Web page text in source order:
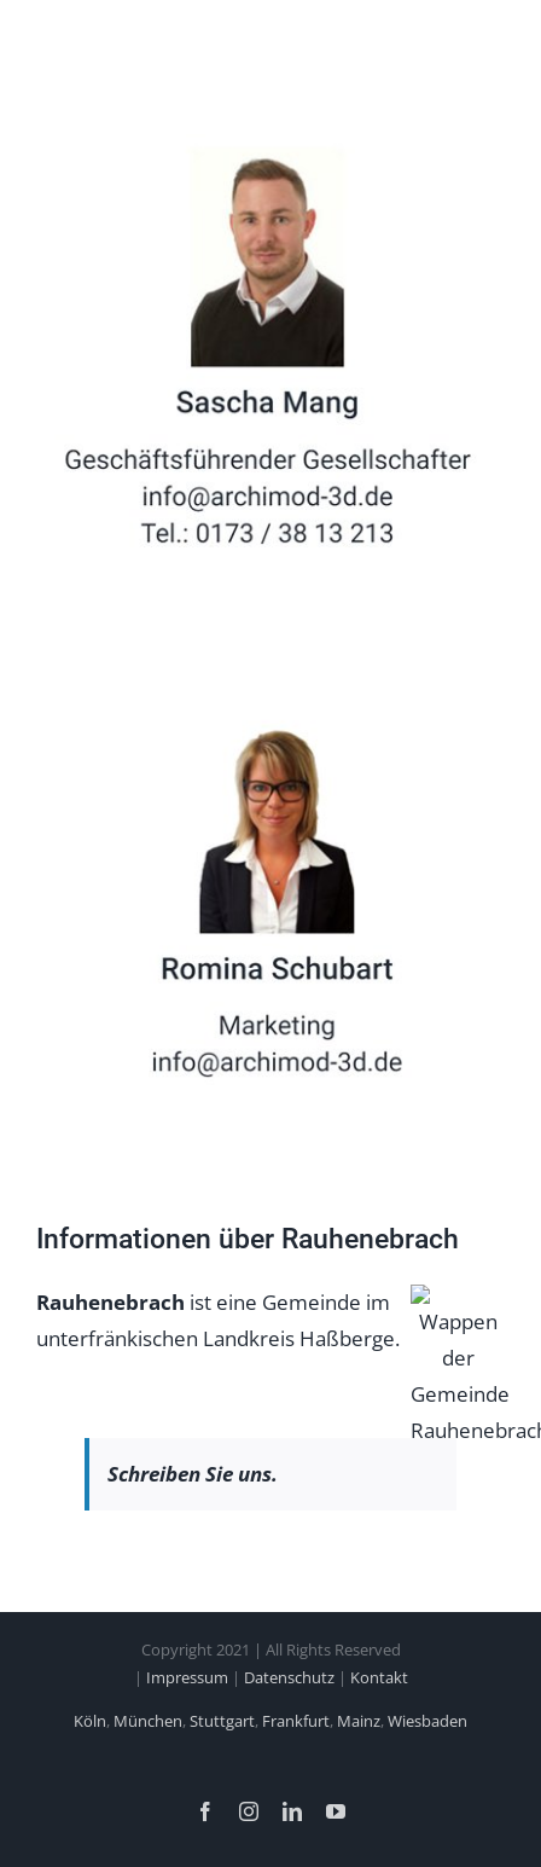
Informationen über Rauhenebrach
Rauhenebrach ist eine Gemeinde im
unterfränkischen Landkreis Haßberge.
Schreiben Sie uns.
Copyright 2021 | All Rights Reserved
| Impressum | Datenschutz| Kontakt
Köln, München,Stuttgart, Frankfurt, Mainz,Wiesbaden
FacebookInstagramLinkedInYouTube